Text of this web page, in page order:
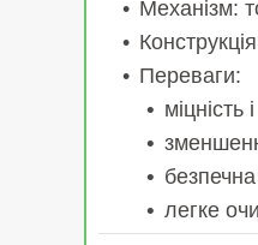
Механізм:
Переваги:
міцність
легке